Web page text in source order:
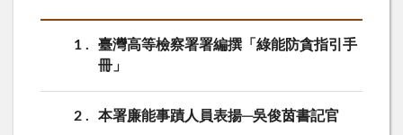
1
臺灣高等檢察署署編撰「綠能防貪指引手
冊」
2 本署廉能事蹟人員表揚─吳俊茵書記官